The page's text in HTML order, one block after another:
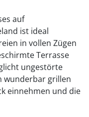
auf
ist ideal
in vollen Zügen
Terrasse
ungestörte
wunderbar grillen
einnehmen und die